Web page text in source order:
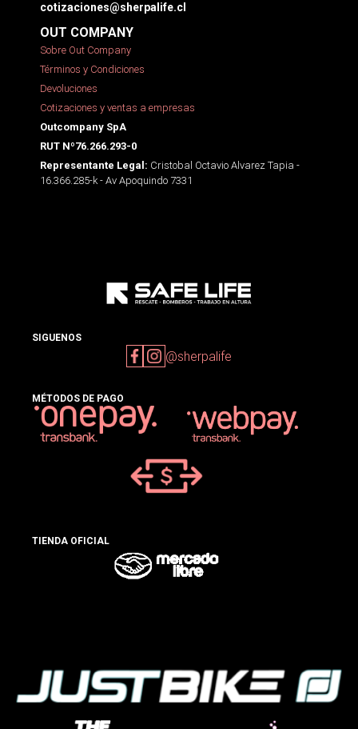
cotizaciones@sherpalife.cl
OUT COMPANY
Sobre Out Company
Términos y Condiciones
Devoluciones
Cotizaciones y ventas a empresas
Outcompany SpA
RUT Nº76.266.293-0
Representante Legal: Cristobal Octavio Alvarez Tapia -
16.366.285-k - Av Apoquindo 7331
SIGUENOS
@sherpalife
MÉTODOS DE PAGO
TIENDA OFICIAL